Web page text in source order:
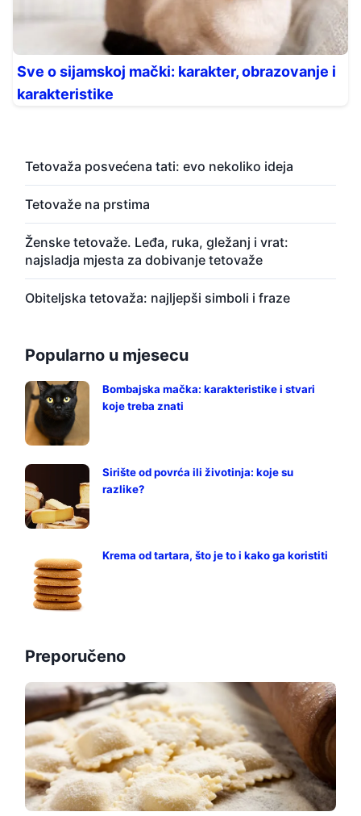
Sve o sijamskoj mački: karakter, obrazovanje i
karakteristike
Tetovaža posvećena tati: evo nekoliko ideja
Tetovaže na prstima
Ženske tetovaže. Leđa, ruka, gležanj i vrat:
najsladja mjesta za dobivanje tetovaže
Obiteljska tetovaža: najljepši simboli i fraze
Popularno u mjesecu
Bombajska mačka: karakteristike i stvari
koje treba znati
Sirište od povrća ili životinja: koje su
razlike?
Krema od tartara, što je to i kako ga koristiti
Preporučeno